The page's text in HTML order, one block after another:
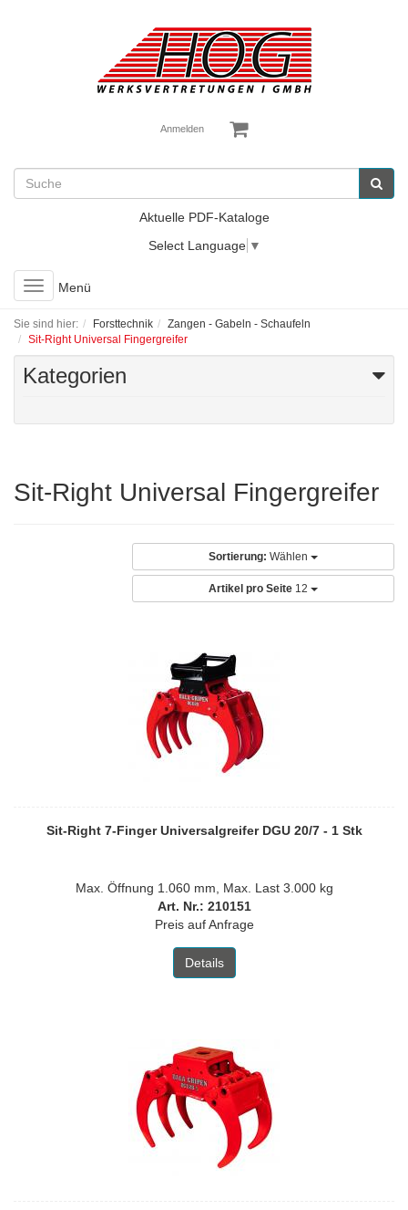
Anmelden
Aktuelle PDF-Kataloge
Select Language ▼
Toggle
navigation
Menü
Sie sind hier: Forsttechnik
Zangen - Gabeln - Schaufeln
Sit-Right Universal Fingergreifer
Kategorien
Sit-Right Universal Fingergreifer
Sortierung: Wählen
Artikel pro Seite 12
Sit-Right 7-Finger Universalgreifer DGU 20/7 - 1 Stk
Max. Öffnung 1.060 mm, Max. Last 3.000 kg
Art. Nr.: 210151
Preis auf Anfrage
Details